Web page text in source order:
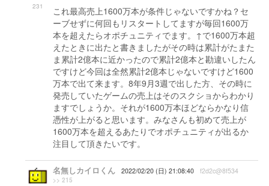
231
これ最高売上1600万本が条件じゃないですかね？セ
ーブせずに何回もリスタートしてますが毎回1600万
本を超えたらオポチュニティでます。↑で1600万本超
えたときに出たと書きましたがその時は累計がたまた
ま累計2億本に近かったので累計2億本と勘違いしたん
ですけど今回は全然累計2億本じゃないですけど1600
万本で出て来ます。8年9月3週で出した方、その時に
発売していたゲームの売上はそのスクショからわかり
ますでしょうか。それが1600万本ほどならかなり信
憑性が上がると思います。みなさんも初めて売上が
1600万本を超えるあたりでオポチュニティが出るか
注目して頂きたいです。
名無しカイロくん 2022/02/20 (日) 21:08:40 f2d2c@8f534
>> 215